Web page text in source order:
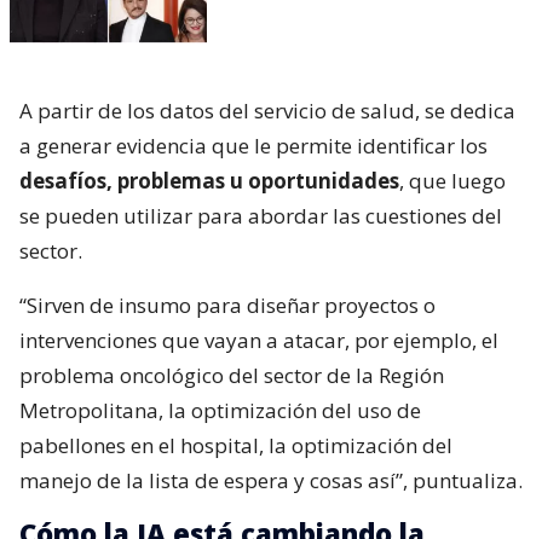
A partir de los datos del servicio de salud, se dedica
a generar evidencia que le permite identificar los
desafíos, problemas u oportunidades, que luego
se pueden utilizar para abordar las cuestiones del
sector.
“Sirven de insumo para diseñar proyectos o
intervenciones que vayan a atacar, por ejemplo, el
problema oncológico del sector de la Región
Metropolitana, la optimización del uso de
pabellones en el hospital, la optimización del
manejo de la lista de espera y cosas así”, puntualiza.